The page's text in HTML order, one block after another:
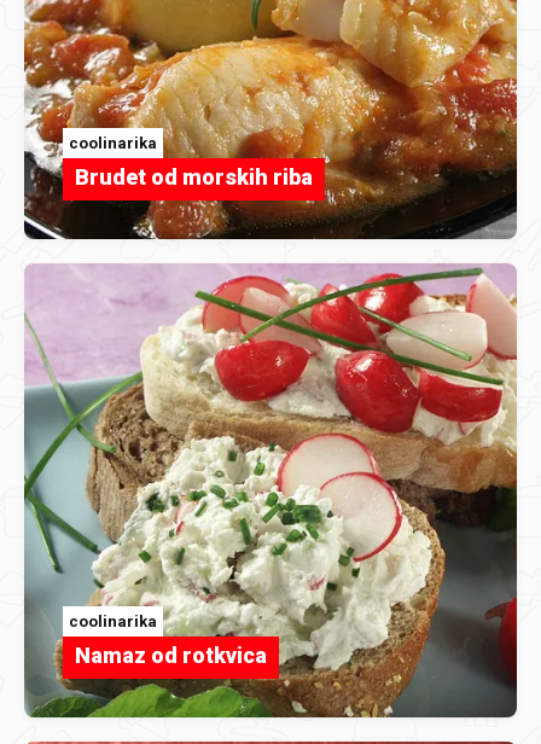
coolinarika
Brudet od morskih riba
coolinarika
Namaz od rotkvica